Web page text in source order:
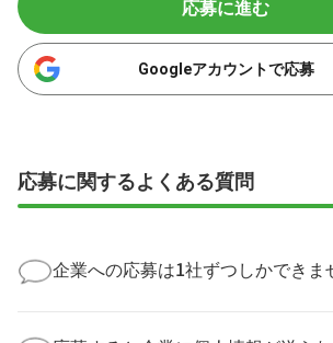
応募に進む
Googleアカウントで応募
応募に関するよくある質問
企業への応募は1社ずつしかできま